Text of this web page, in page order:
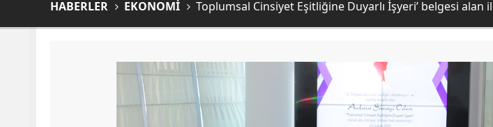
HABERLER EKONOMİ Toplumsal Cinsiyet Eşitliğine Duyarlı İşyeri’ belgesi alan